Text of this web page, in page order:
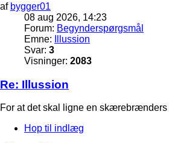
af bygger01
08 aug 2026, 14:23
Forum: Begynderspørgsmål
Emne:
Illussion
Svar: 3
Visninger: 2083
Re: Illussion
For at det skal ligne en
Hop til indlæg